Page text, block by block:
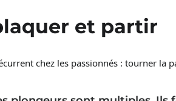
et partir
chez les passionnés : tourner la